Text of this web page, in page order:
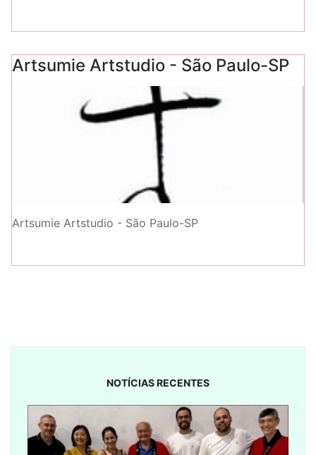
Artsumie Artstudio - São Paulo-SP
Artsumie Artstudio - São Paulo-SP
NOTÍCIAS RECENTES